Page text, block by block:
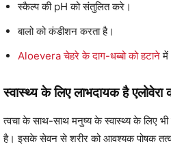
स्कैल्प की pH को संतुलित करे।
बालो को कंडीशन करता है।
Aloevera चेहरे के दाग-धब्बो को हटानेमें
स्वास्थ्य के लिए लाभदायक है एलोवेरा
त्वचा के साथ-साथ मनुष्य के स्वास्थ्य के लिए
है। इसके सेवन से शरीर को आवश्यक पोषक